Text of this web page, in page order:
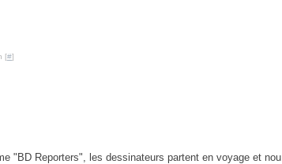
[#]
"BD Reporters", les dessinateurs partent en voyage et nou